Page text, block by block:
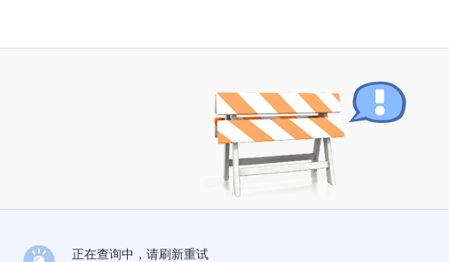
正在查询中，请刷新重试